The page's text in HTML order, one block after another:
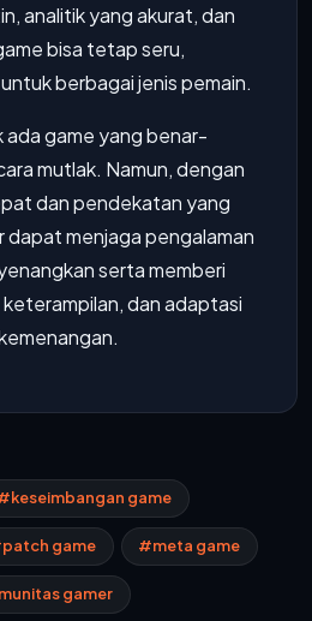
analitik yang akurat, dan
bisa tetap seru,
berbagai jenis pemain.
ada game yang benar-
mutlak. Namun, dengan
dan pendekatan yang
menjaga pengalaman
serta memberi
dan adaptasi
game
game #meta game
gamer